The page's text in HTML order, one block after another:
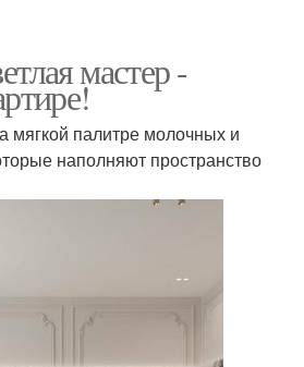
мастер -
мягкой палитре молочных и
наполняют пространство